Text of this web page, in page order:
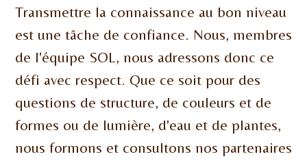
Transmettre la connaissance au bon niveau
est une tâche de confiance. Nous, membres
de l'équipe SOL, nous adressons donc ce
défi avec respect. Que ce soit pour des
questions de structure, de couleurs et de
formes ou de lumière, d'eau et de plantes,
nous formons et consultons nos partenaires